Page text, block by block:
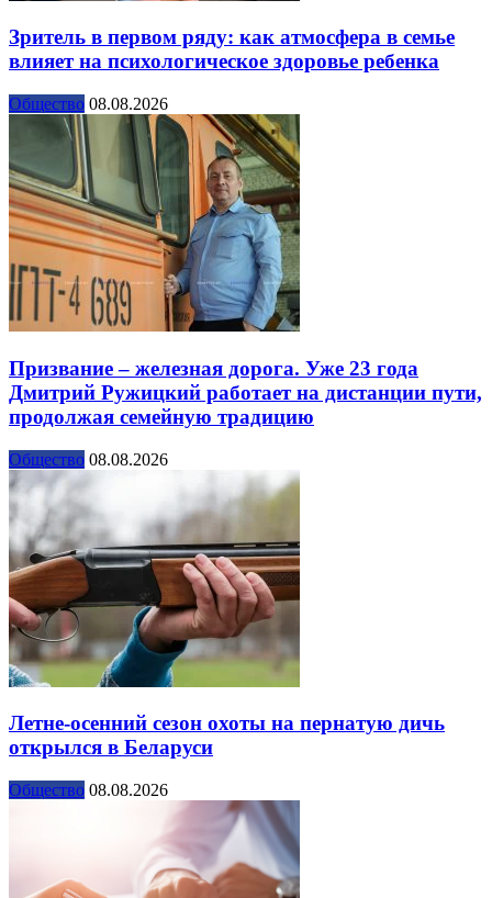
Зритель в первом ряду: как атмосфера в семье
влияет на психологическое здоровье ребенка
Общество 08.08.2026
Призвание – железная дорога. Уже 23 года
Дмитрий Ружицкий работает на дистанции пути,
продолжая семейную традицию
Общество 08.08.2026
Летне-осенний сезон охоты на пернатую дичь
открылся в Беларуси
Общество 08.08.2026